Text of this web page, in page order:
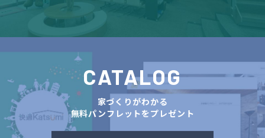
CATALOG
家づくりがわかる
無料パンフレットをプレゼント